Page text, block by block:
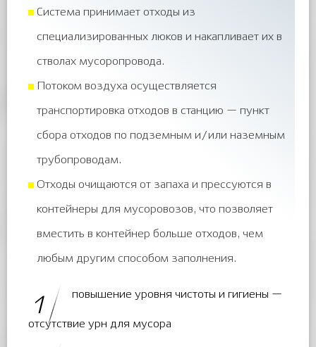
Система принимает отходы из
специализированных люков и накапливает их в
стволах мусоропровода.
Потоком воздуха осуществляется
транспортировка отходов в станцию — пункт
сбора отходов по подземным и/или наземным
трубопроводам.
Отходы очищаются от запаха и прессуются в
контейнеры для мусоровозов, что позволяет
вместить в контейнер больше отходов, чем
любым другим способом заполнения.
1
повышение уровня чистоты и гигиены —
отсутствие урн для мусора